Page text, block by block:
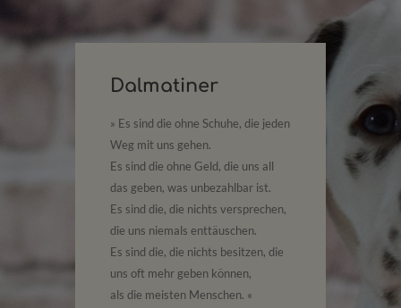
Dalmatiner
» Es sind die ohne Schuhe, die jeden
Weg mit uns gehen.
Es sind die ohne Geld, die uns all
das geben, was unbezahlbar ist.
Es sind die, die nichts versprechen,
die uns niemals enttäuschen.
Es sind die, die nichts besitzen, die
uns oft mehr geben können,
als die meisten Menschen. «
»